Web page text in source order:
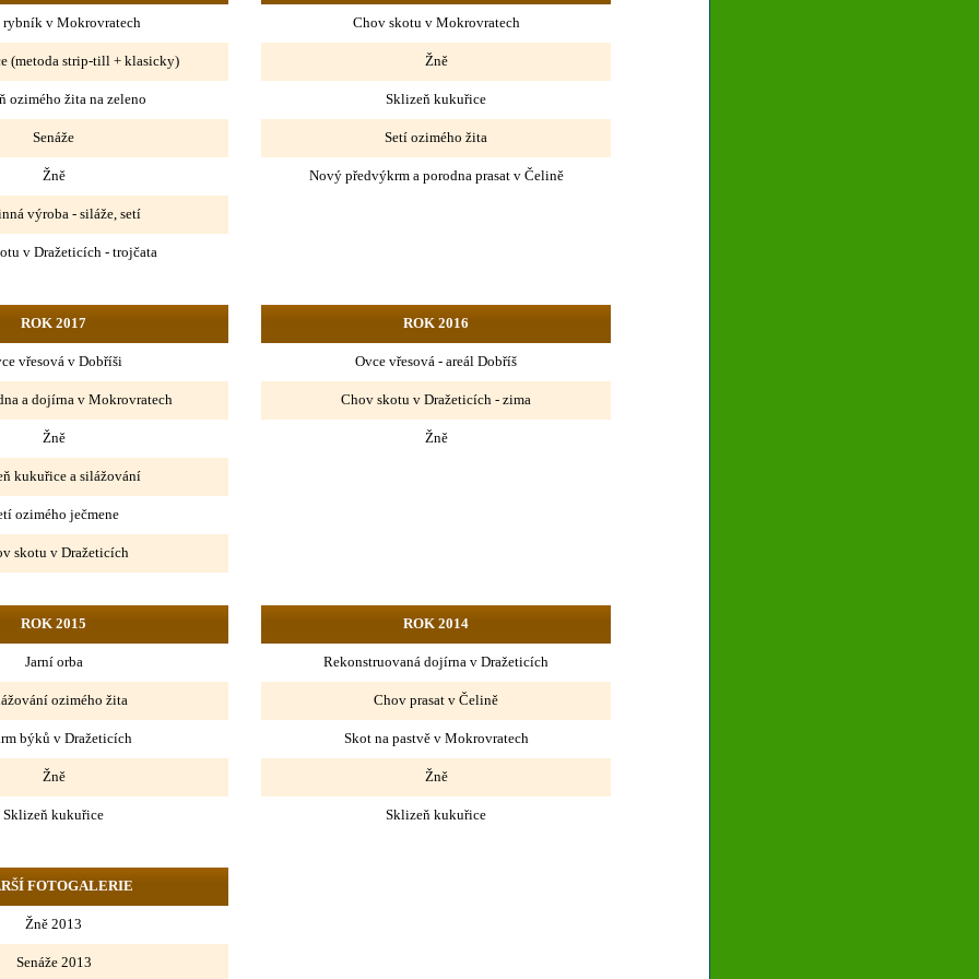
v Mokrovratech
(metoda strip-till + klasicky)
ozimého žita na zeleno
Senáže
Žně
výroba - siláže, setí
v Dražeticích - trojčata
Chov skotu v Mokrovratech
Žně
Sklizeň kukuřice
Setí ozimého žita
Nový předvýkrm a porodna prasat v Čelině
ROK 2017
vřesová v Dobříši
a dojírna v Mokrovratech
Žně
kukuřice a silážování
ozimého ječmene
skotu v Dražeticích
ROK 2016
Ovce vřesová - areál Dobříš
Chov skotu v Dražeticích - zima
Žně
ROK 2015
Jarní orba
ozimého žita
býků v Dražeticích
Žně
Sklizeň kukuřice
ROK 2014
Rekonstruovaná dojírna v Dražeticích
Chov prasat v Čelině
Skot na pastvě v Mokrovratech
Žně
Sklizeň kukuřice
FOTOGALERIE
Žně 2013
Senáže 2013